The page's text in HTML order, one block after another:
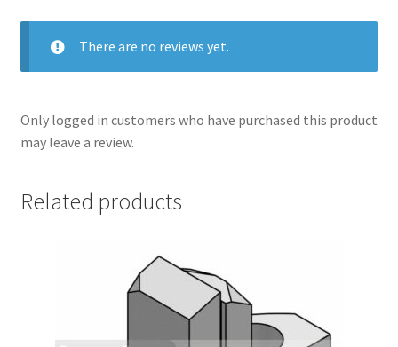
There are no reviews yet.
Only logged in customers who have purchased this product
may leave a review.
Related products